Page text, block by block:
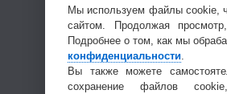
Мы используем файлы cookie,
сайтом. Продолжая
Подробнее о том, как мы
конфиденциальности
Вы также можете
сохранение файлов